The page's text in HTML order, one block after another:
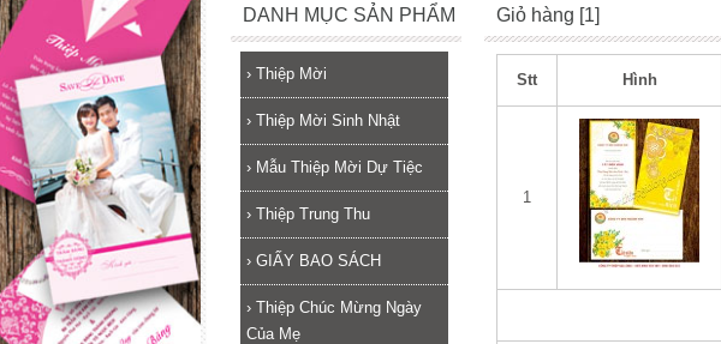
Giỏ hàng [1]
Stt Hình
1
DANH MỤC SẢN PHẨM
› Thiệp Mời
› Thiệp Mời Sinh Nhật
› Mẫu Thiệp Mời Dự Tiệc
› Thiệp Trung Thu
› GIẤY BAO SÁCH
› Thiệp Chúc Mừng Ngày
Của Mẹ